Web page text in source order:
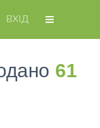
ВХІД
61